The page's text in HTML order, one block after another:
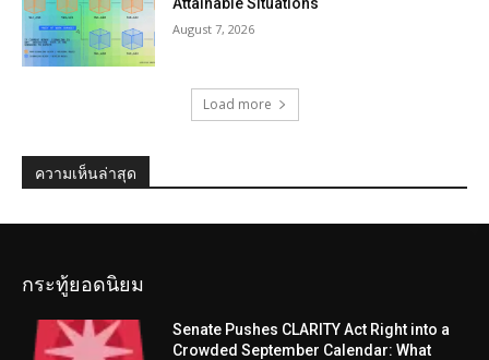
Attainable Situations
August 7, 2026
Load more
ความเห็นล่าสุด
กระทู้ยอดนิยม
Senate Pushes CLARITY Act Right into a
Crowded September Calendar: What